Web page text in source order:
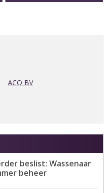
ACO BV
beslist: Wassenaar
beheer